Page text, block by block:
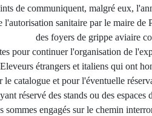
de communiquent, malgré eux,
l'autorisation sanitaire par le maire
des foyers de grippe aviaire
pour continuer l'organisation de
étrangers et italiens qui ont
catalogue et pour l'éventuelle
réservé des stands ou des
sommes engagés sur le chemin